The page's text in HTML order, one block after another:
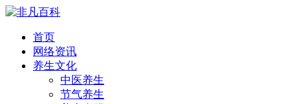
首页
网络资讯
养生文化
中医养生
节气养生